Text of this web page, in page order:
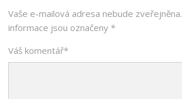
Vaše e-mailová adresa nebude zveřejněna.
informace jsou označeny *
Váš komentář*